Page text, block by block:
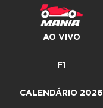
AO VIVO
F1
CALENDÁRIO 2026